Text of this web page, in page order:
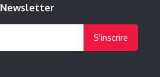
Newsletter
S'inscrire